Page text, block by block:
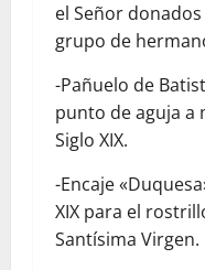
el Señor
grupo de
-Pañuelo de
punto de aguja a
Siglo XIX.
-Encaje
XIX para el
Santísima Virgen.